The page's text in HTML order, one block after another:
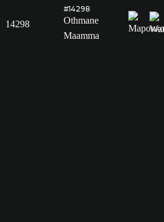
14298
#14298
Othmane
Maamma